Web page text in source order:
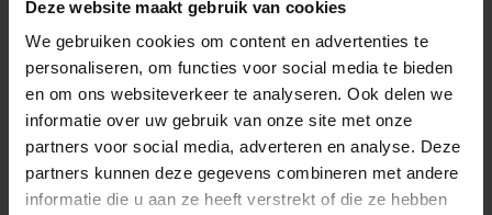
Deze website maakt gebruik van cookies
We gebruiken cookies om content en advertenties te
personaliseren, om functies voor social media te bieden
en om ons websiteverkeer te analyseren. Ook delen we
informatie over uw gebruik van onze site met onze
partners voor social media, adverteren en analyse. Deze
partners kunnen deze gegevens combineren met andere
informatie die u aan ze heeft verstrekt of die ze hebben
Terug naar vorige pagina
Dé specialist podiumtechniek; van schets naar uitvoering
Kleine Tocht 32 1507 CA
Zaandam
+ 31 85 40 15 92 9